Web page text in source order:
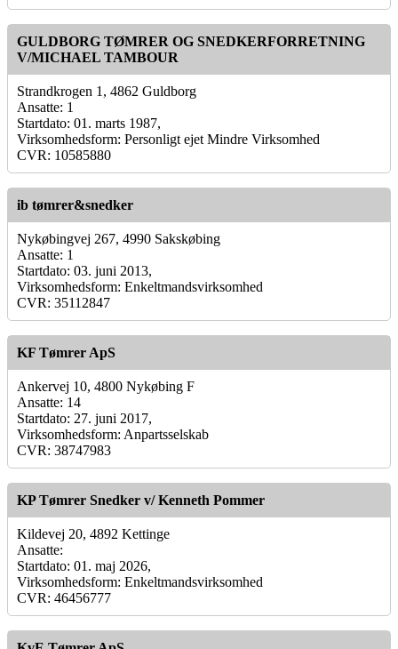
GULDBORG TØMRER OG SNEDKERFORRETNING
V/MICHAEL TAMBOUR
Strandkrogen 1, 4862 Guldborg
Ansatte: 1
Startdato: 01. marts 1987,
Virksomhedsform: Personligt ejet Mindre Virksomhed
CVR: 10585880
ib tømrer&snedker
Nykøbingvej 267, 4990 Sakskøbing
Ansatte: 1
Startdato: 03. juni 2013,
Virksomhedsform: Enkeltmandsvirksomhed
CVR: 35112847
KF Tømrer ApS
Ankervej 10, 4800 Nykøbing F
Ansatte: 14
Startdato: 27. juni 2017,
Virksomhedsform: Anpartsselskab
CVR: 38747983
KP Tømrer Snedker v/ Kenneth Pommer
Kildevej 20, 4892 Kettinge
Ansatte:
Startdato: 01. maj 2026,
Virksomhedsform: Enkeltmandsvirksomhed
CVR: 46456777